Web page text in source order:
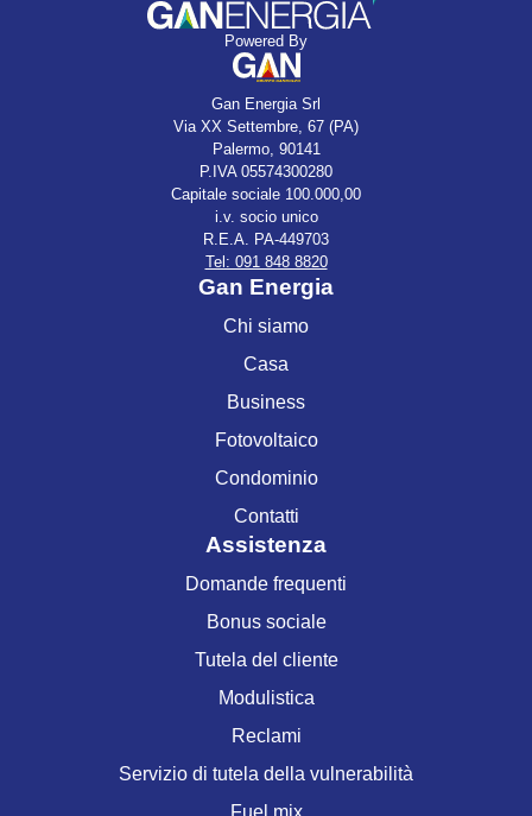
Powered By
Gan Energia Srl
Via XX Settembre, 67 (PA)
Palermo, 90141
P.IVA 05574300280
Capitale sociale 100.000,00
i.v. socio unico
R.E.A. PA-449703
Tel: 091 848 8820
Gan Energia
Chi siamo
Casa
Business
Fotovoltaico
Condominio
Contatti
Assistenza
Domande frequenti
Bonus sociale
Tutela del cliente
Modulistica
Reclami
Servizio di tutela della vulnerabilità
Fuel mix